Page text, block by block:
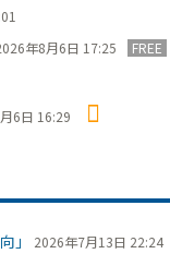
年8月6日 17:25 FREE
6日 16:29
」 2026年7月13日 22:24